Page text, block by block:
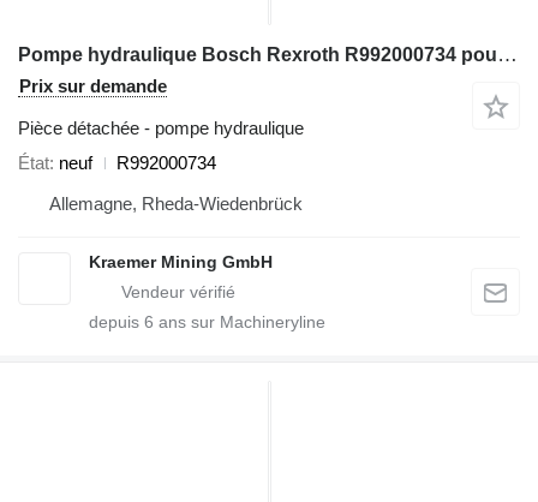
Pompe hydraulique Bosch Rexroth R992000734 pour excavateur
Prix sur demande
Pièce détachée - pompe hydraulique
État neuf
R992000734
Allemagne, Rheda-Wiedenbrück
Kraemer Mining GmbH
depuis 6 ans sur Machineryline